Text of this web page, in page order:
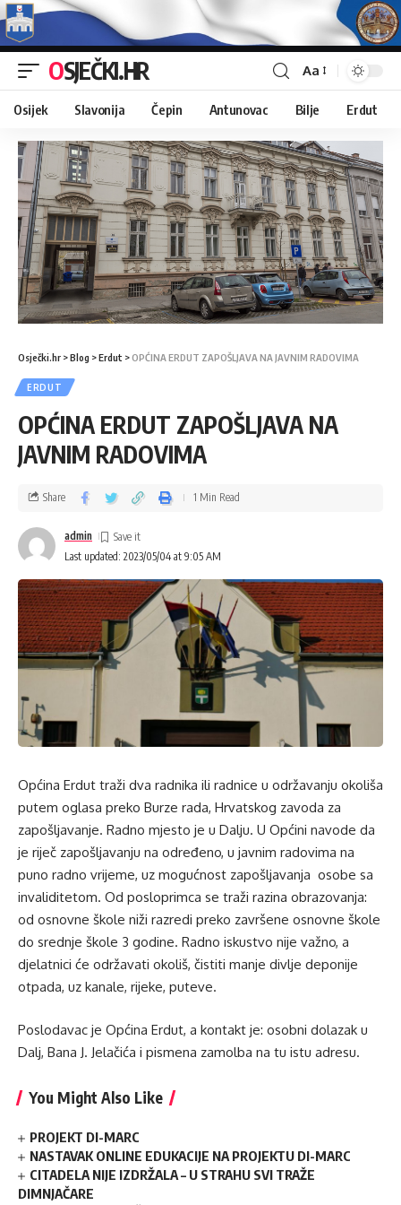
OSJEČKI.HR Aa
Osijek Slavonija Čepin Antunovac Bilje Erdut
Osječki.hr >Blog >Erdut >OPĆINA ERDUT ZAPOŠLJAVA NA JAVNIM RADOVIMA
ERDUT
OPĆINA ERDUT ZAPOŠLJAVA NA
JAVNIM RADOVIMA
Last updated: 2023/05/04 at 9:05 AM
admin
Share 1 Min Read
Općina Erdut traži dva radnika ili radnice u održavanju okoliša
putem oglasa preko Burze rada, Hrvatskog zavoda za
zapošljavanje. Radno mjesto je u Dalju. U Općini navode da
je riječ zapošljavanju na određeno, u javnim radovima na
puno radno vrijeme, uz mogućnost zapošljavanja osobe sa
invaliditetom. Od posloprimca se traži razina obrazovanja:
od osnovne škole niži razredi preko završene osnovne škole
do srednje škole 3 godine. Radno iskustvo nije važno, a
djelatnici će održavati okoliš, čistiti manje divlje deponije
otpada, uz kanale, rijeke, puteve.
Poslodavac je Općina Erdut, a kontakt je: osobni dolazak u
Dalj, Bana J. Jelačića i pismena zamolba na tu istu adresu.
You Might Also Like
PROJEKT DI-MARC
NASTAVAK ONLINE EDUKACIJE NA PROJEKTU DI-MARC
CITADELA NIJE IZDRŽALA – U STRAHU SVI TRAŽE
DIMNJAČARE